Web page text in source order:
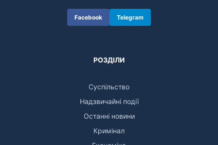
Facebook Telegram
РОЗДІЛИ
Суспільство
Надзвичайні події
Останні новини
Кримінал